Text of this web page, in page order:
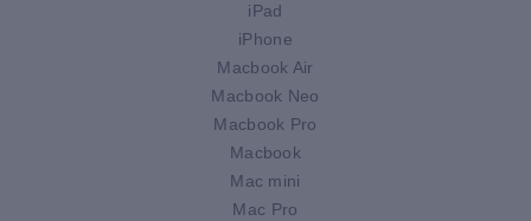
iPad
iPhone
Macbook Air
Macbook Neo
Macbook Pro
Macbook
Mac mini
Mac Pro